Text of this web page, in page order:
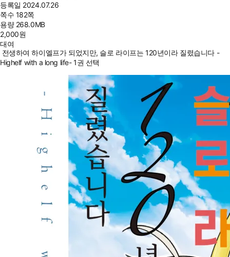
등록일 2024.07.26
쪽수 182쪽
용량 268.0MB
2,000원
대여
전생하여 하이엘프가 되었지만, 슬로 라이프는 120년이라 질렸습니다 -
Highelf with a long life- 1권 선택